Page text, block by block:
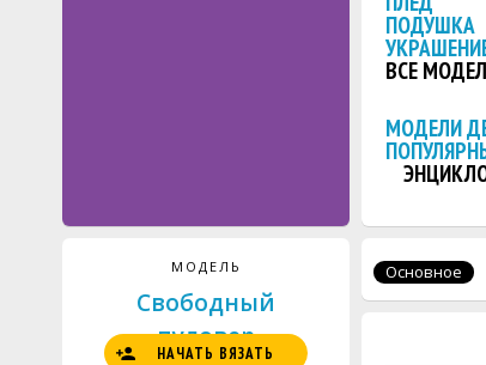
ПОДУШКА
ВСЕ
МОДЕЛИ
МОДЕЛЬ
Свободный
пуловер
НАЧАТЬ ВЯЗАТЬ
Основное